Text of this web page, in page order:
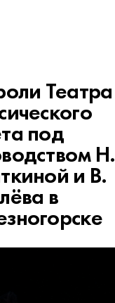
Театра
под
Н.
и В.
в